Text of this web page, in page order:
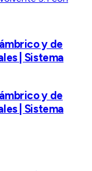
y de
| Sistema
y de
| Sistema